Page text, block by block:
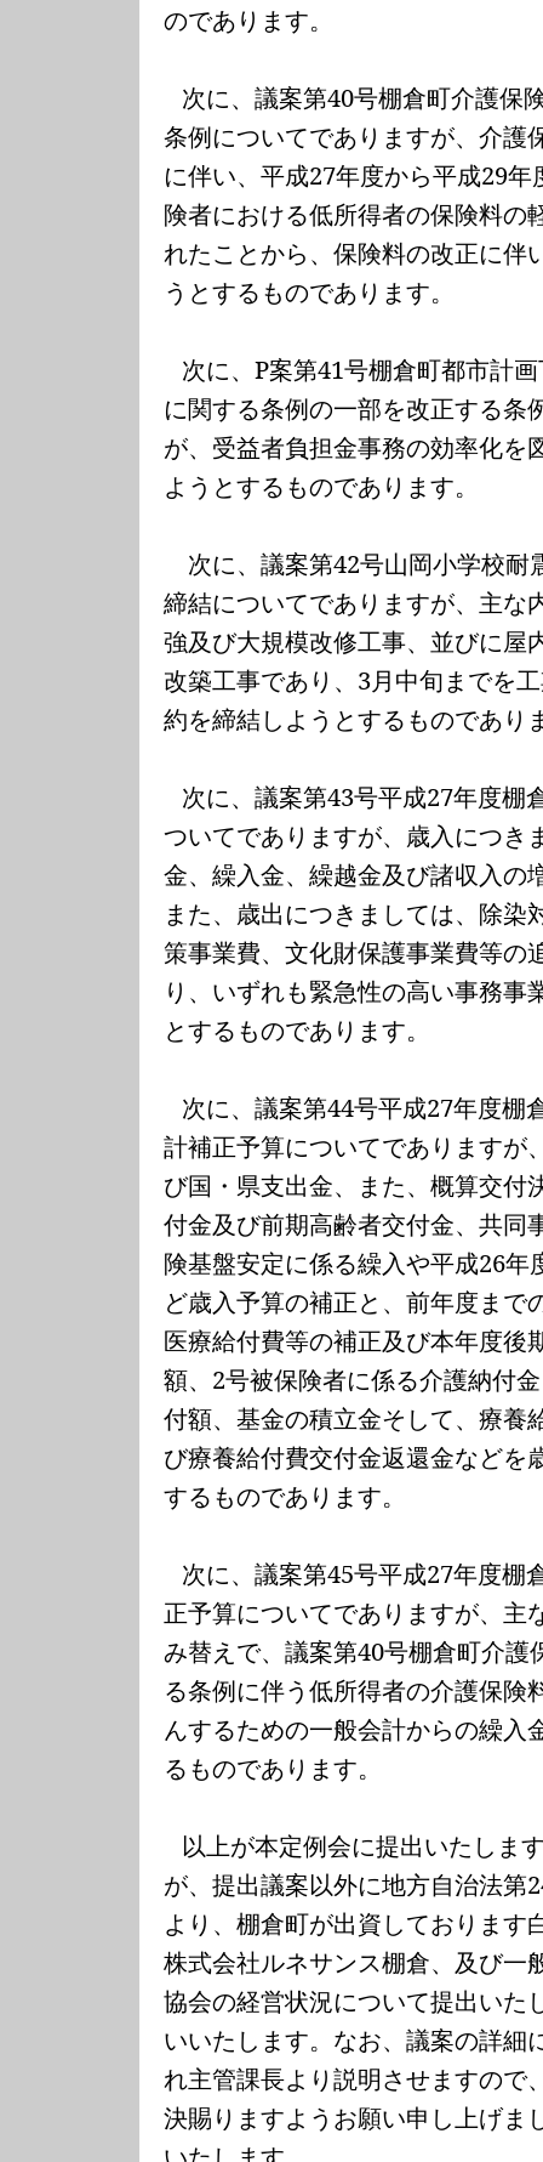
のであります。
次に、議案第40号棚倉町介護保
条例についてでありますが、介護
に伴い、平成27年度から平成29年
険者における低所得者の保険料の
れたことから、保険料の改正に伴
うとするものであります。
次に、 P案第41号棚倉町都市計
に関する条例の一部を改正する条
が、受益者負担金事務の効率化を
ようとするものであります。
次に、議案第42号山岡小学校耐
締結についてでありますが、主な
強及び大規模改修工事、並びに屋
改築工事であり、 3月中旬までを
約を締結しようとするものであり
次に、議案第43号平成27年度棚
ついてでありますが、歳入につき
金、繰入金、繰越金及び諸収入の
また、歳出につきましては、除染
策事業費、文化財保護事業費等の
り、いずれも緊急性の高い事務事
とするものであります。
次に、議案第44号平成27年度棚
計補正予算についてでありますが
び国・県支出金、また、概算交付
付金及び前期高齢者交付金、共同
険基盤安定に係る繰入や平成26年
ど歳入予算の補正と、前年度まで
医療給付費等の補正及び本年度後
額、 2号被保険者に係る介護納付
付額、基金の積立金そして、療養
び療養給付費交付金返還金などを
するものであります。
次に、議案第45号平成27年度棚
正予算についてでありますが、主
み替えで、議案第40号棚倉町介護
る条例に伴う低所得者の介護保険
んするための一般会計からの繰入
るものであります。
以上が本定例会に提出いたしま
が、提出議案以外に地方自治法第
より、棚倉町が出資しております
株式会社ルネサンス棚倉、及び一
協会の経営状況について提出いた
いいたします。なお、議案の詳細
れ主管課長より説明させますので
決賜りますようお願い申し上げま